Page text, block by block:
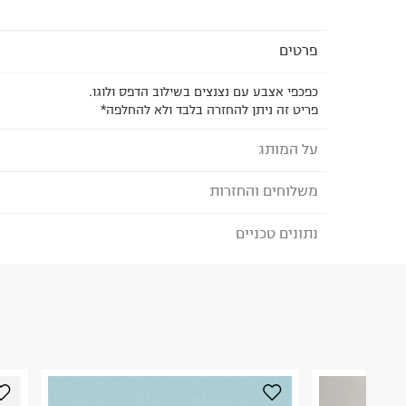
פרטים
כפכפי אצבע עם נצנצים בשילוב הדפס ולוגו.
פריט זה ניתן להחזרה בלבד ולא להחלפה*
על המותג
REEF - ריף
משלוחים והחזרות
לבחירת בשיטת המשלוח המתאימה לכם,
נתונים טכניים
היבואן